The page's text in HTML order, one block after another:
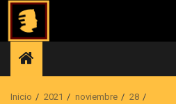
Saltar
contenido
Inicio 2021 noviembre
28